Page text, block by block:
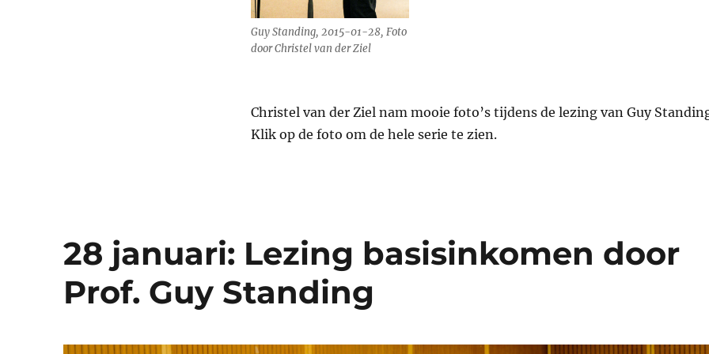
Guy Standing, 2015-01-28, Foto
door Christel van der Ziel
Christel van der Ziel nam mooie foto’s tijdens de lezing van Guy
Klik op de foto om de hele serie te zien.
28 januari: Lezing basisinkomen door
Prof. Guy Standing